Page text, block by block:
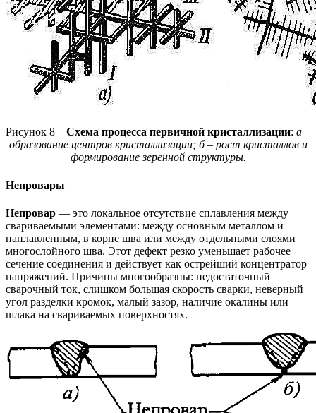
Рисунок 8 – Схема процесса первичной кристаллизации: а –
образование центров кристаллизации; б – рост кристаллов и
формирование зеренной структуры.
Непровары
Непровар — это локальное отсутствие сплавления между
свариваемыми элементами: между основным металлом и
наплавленным, в корне шва или между отдельными слоями
многослойного шва. Этот дефект резко уменьшает рабочее
сечение соединения и действует как острейший концентратор
напряжений. Причины многообразны: недостаточный
сварочный ток, слишком большая скорость сварки, неверный
угол разделки кромок, малый зазор, наличие окалины или
шлака на свариваемых поверхностях.